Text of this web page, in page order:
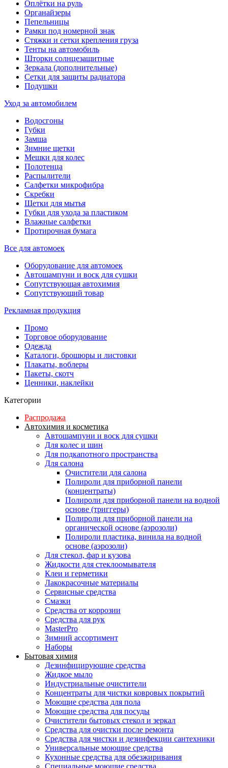
Оплётки на руль
Органайзеры
Пепельницы
Рамки под номерной знак
Стяжки и сетки крепления груза
Тенты на автомобиль
Шторки солнцезащитные
Зеркала (дополнительные)
Сетки для защиты радиатора
Подушки
Уход за автомобилем
Водосгоны
Губки
Замша
Зимние щетки
Мешки для колес
Полотенца
Распылители
Салфетки микрофибра
Скребки
Щетки для мытья
Губки для ухода за пластиком
Влажные салфетки
Протирочная бумага
Все для автомоек
Оборудование для автомоек
Автошампуни и воск для сушки
Сопутствующая автохимия
Сопутствующий товар
Рекламная продукция
Промо
Торговое оборудование
Одежда
Каталоги, брошюры и листовки
Плакаты, воблеры
Пакеты, скотч
Ценники, наклейки
Категории
Распродажа
Автохимия и косметика
Автошампуни и воск для сушки
Для колес и шин
Для подкапотного пространства
Для салона
Очистители для салона
Полироли для приборной панели
(концентраты)
Полироли для приборной панели на водной
основе (триггеры)
Полироли для приборной панели на
органической основе (аэрозоли)
Полироли пластика, винила на водной
основе (аэрозоли)
Для стекол, фар и кузова
Жидкости для стеклоомывателя
Клеи и герметики
Лакокрасочные материалы
Сервисные средства
Смазки
Средства от коррозии
Средства для рук
MasterPro
Зимний ассортимент
Наборы
Бытовая химия
Дезинфицирующие средства
Жидкое мыло
Индустриальные очистители
Концентраты для чистки ковровых покрытий
Моющие средства для пола
Моющие средства для посуды
Очистители бытовых стекол и зеркал
Средства для очистки после ремонта
Средства для чистки и дезинфекции сантехники
Универсальные моющие средства
Кухонные средства для обезжиривания
Специальные моющие средства